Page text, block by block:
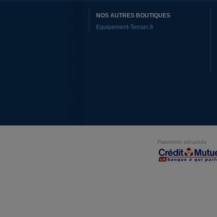
NOS AUTRES BOUTIQUES
Equipement-Terrain.fr
Paiements sécurisés